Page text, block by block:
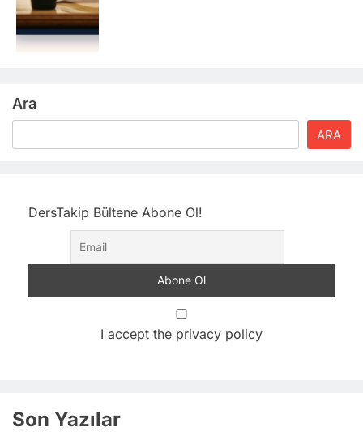
Ara
ARA
DersTakip Bültene Abone Ol!
I accept the privacy policy
Son Yazılar